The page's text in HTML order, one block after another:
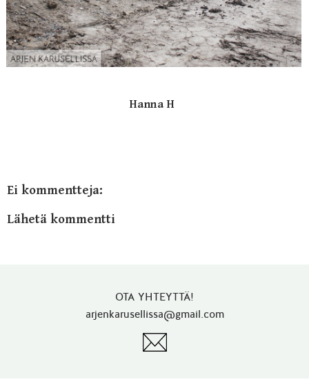
Hanna H
Ei kommentteja:
Lähetä kommentti
OTA YHTEYTTÄ!
arjenkarusellissa@gmail.com